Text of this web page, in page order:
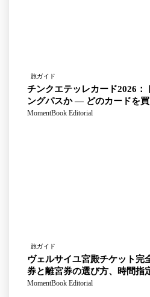
旅ガイド
チンクエテッレカード2026：
ングパスか — どのカードを
か
MomentBook Editorial
旅ガイド
ヴェルサイユ宮殿チケット完
券と離宮券の選び方、時間指
ョー日程まとめ
MomentBook Editorial